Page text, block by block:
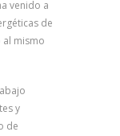
venido a
de
mismo
y
de